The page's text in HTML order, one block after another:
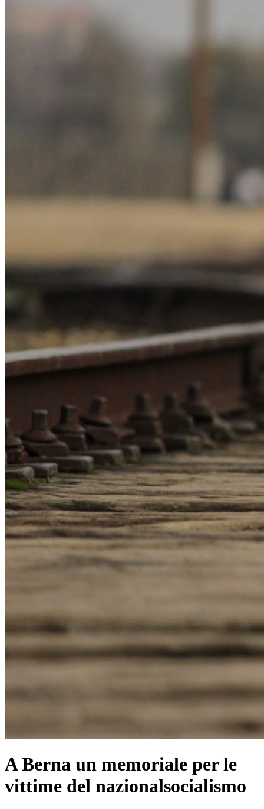
A Berna un memoriale per le
vittime del nazionalsocialismo